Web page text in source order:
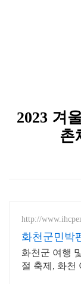
2023 겨
촌
http://
화천군민박
화천군 여행
절 축제, 화천